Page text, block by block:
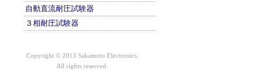
自動直流耐圧試験器
３相耐圧試験器
Copyright © 2013 Sakamoto Electronics.
All rights reserved.